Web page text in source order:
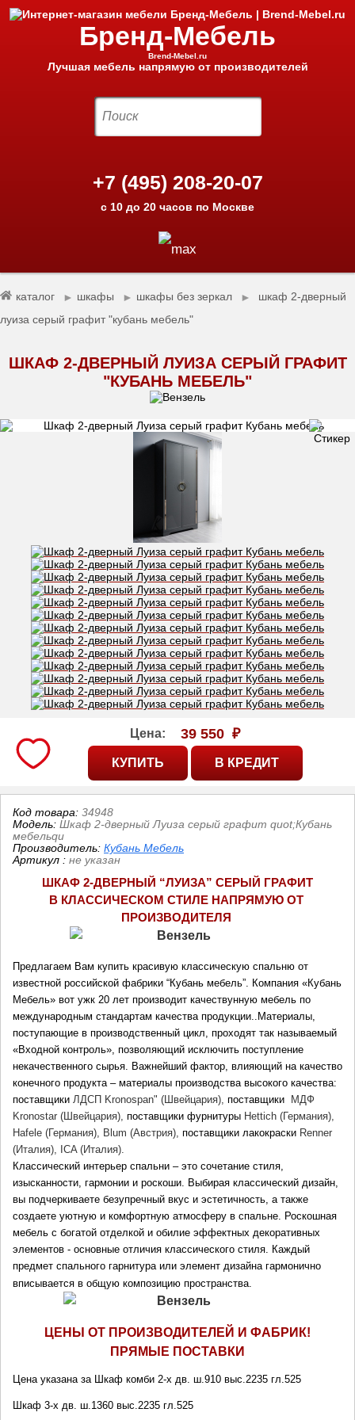
Бренд-Мебель
Brend-Mebel.ru
Лучшая мебель напрямую от производителей
+7 (495) 208-20-07
с 10 до 20 часов по Москве
каталог ► шкафы ► шкафы без зеркал ►
шкаф 2-дверный
луиза серый графит "кубань мебель"
ШКАФ 2-ДВЕРНЫЙ ЛУИЗА СЕРЫЙ ГРАФИТ
"КУБАНЬ МЕБЕЛЬ"
Цена: 39 550 ₽
Код товара: 34948
Модель: Шкаф 2-дверный Луиза серый графит quot;Кубань
мебельqu
Производитель: Кубань Мебель
Артикул : не указан
ШКАФ 2-ДВЕРНЫЙ “ЛУИЗА” СЕРЫЙ ГРАФИТ
В КЛАССИЧЕСКОМ СТИЛЕ НАПРЯМУЮ ОТ
ПРОИЗВОДИТЕЛЯ
Предлагаем Вам купить красивую классическую спальню от
известной российской фабрики “Кубань мебель”. Компания «Кубань
Мебель» вот ужк 20 лет производит качествунную мебель по
международным стандартам качества продукции..Материалы,
поступающие в производственный цикл, проходят так называемый
«Входной контроль», позволяющий исключить поступление
некачественного сырья. Важнейший фактор, влияющий на качество
конечного продукта – материалы производства высокого качества:
поставщики ЛДСП Kronospan" (Швейцария), поставщики
Kronostar (Швейцария), поставщики фурнитуры Hettich (Германия),
Hafele (Германия), Blum (Австрия), поставщики лакокраски Renner
(Италия), ICA (Италия).
Классический интерьер спальни – это сочетание стиля,
изысканности, гармонии и роскоши. Выбирая классический дизайн,
вы подчеркиваете безупречный вкус и эстетичность, а также
создаете уютную и комфортную атмосферу в спальне. Роскошная
мебель с богатой отделкой и обилие эффектных декоративных
элементов - основные отличия классического стиля. Каждый
предмет спального гарнитура или элемент дизайна гармонично
вписывается в общую композицию пространства.
ЦЕНЫ ОТ ПРОИЗВОДИТЕЛЕЙ И ФАБРИК!
ПРЯМЫЕ ПОСТАВКИ
Цена указана за Шкаф комби 2-х дв. ш.910 выс.2235 гл.525
Шкаф 3-х дв. ш.1360 выс.2235 гл.525